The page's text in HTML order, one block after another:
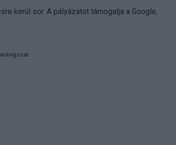
kerül sor. A pályázatot támogatja a Google,